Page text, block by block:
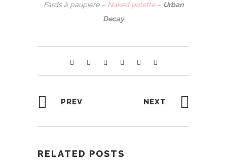
Fards à paupière – Naked palette– Urban
Decay
PREV NEXT
RELATED POSTS